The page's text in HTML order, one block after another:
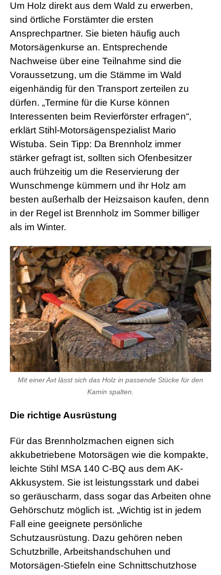
Um Holz direkt aus dem Wald zu erwerben,
sind örtliche Forstämter die ersten
Ansprechpartner. Sie bieten häufig auch
Motorsägenkurse an. Entsprechende
Nachweise über eine Teilnahme sind die
Voraussetzung, um die Stämme im Wald
eigenhändig für den Transport zerteilen zu
dürfen. „Termine für die Kurse können
Interessenten beim Revierförster erfragen“,
erklärt Stihl-Motorsägenspezialist Mario
Wistuba. Sein Tipp: Da Brennholz immer
stärker gefragt ist, sollten sich Ofenbesitzer
auch frühzeitig um die Reservierung der
Wunschmenge kümmern und ihr Holz am
besten außerhalb der Heizsaison kaufen, denn
in der Regel ist Brennholz im Sommer billiger
als im Winter.
Mit einer Axt lässt sich das Holz in passende Stücke für den
Kamin spalten.
Die richtige Ausrüstung
Für das Brennholzmachen eignen sich
akkubetriebene Motorsägen wie die kompakte,
leichte Stihl MSA 140 C-BQ aus dem AK-
Akkusystem. Sie ist leistungsstark und dabei
so geräuscharm, dass sogar das Arbeiten ohne
Gehörschutz möglich ist. „Wichtig ist in jedem
Fall eine geeignete persönliche
Schutzausrüstung. Dazu gehören neben
Schutzbrille, Arbeitshandschuhen und
Motorsägen-Stiefeln eine Schnittschutzhose